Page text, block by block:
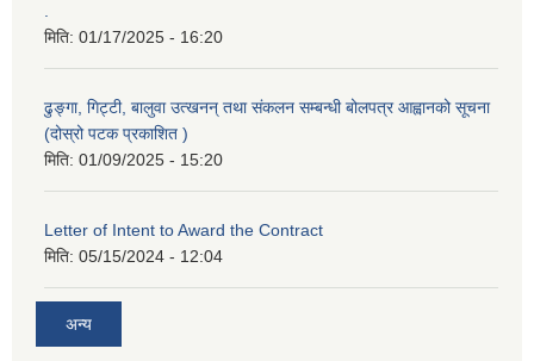
.
मिति: 01/17/2025 - 16:20
ढुङ्गा, गिट्टी, बालुवा उत्खनन् तथा संकलन सम्बन्धी बोलपत्र आह्वानको सूचना
(दोस्रो पटक प्रकाशित )
मिति: 01/09/2025 - 15:20
Letter of Intent to Award the Contract
मिति: 05/15/2024 - 12:04
अन्य